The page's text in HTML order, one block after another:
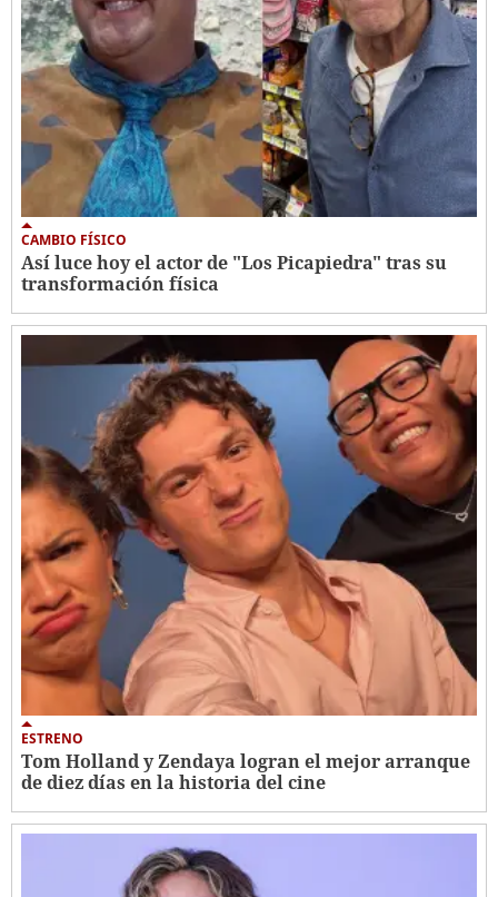
CAMBIO FÍSICO
Así luce hoy el actor de "Los Picapiedra" tras su
transformación física
ESTRENO
Tom Holland y Zendaya logran el mejor arranque
de diez días en la historia del cine